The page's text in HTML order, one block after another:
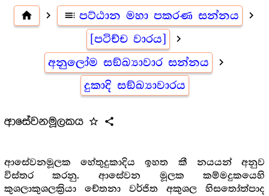
home navigate_next toc පට්ඨාන මහා පකරණ සන්නය navigate_next
[පටිච්ච වාරය] navigate_next
අනුලෝම සඞ්ඛ්‍යාවාර සන්නය navigate_next
දුකාදි සඞ්ඛ්‍යාවාරය
ආසේවනමූලකය star_outline share
ආසේවනමූලක හේතුදුකාදිය ඉහත කී නයයන් අනුව
විස්තර කරනු. ආසේවන මූලක කම්මදුකයෙහි
කුශලාකුශලක්‍රියා චේතනා වර්ජිත අකුශල හිසතෝත්පාද